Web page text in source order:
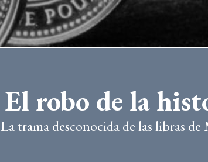
El robo de la
La trama desconocida de las libras de